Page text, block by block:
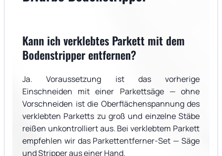
Kann ich verklebtes Parkett mit dem
Bodenstripper entfernen?
Ja. Voraussetzung ist das vorherige
Einschneiden mit einer Parkettsäge — ohne
Vorschneiden ist die Oberflächenspannung des
verklebten Parketts zu groß und einzelne Stäbe
reißen unkontrolliert aus. Bei verklebtem Parkett
empfehlen wir das Parkettentferner-Set — Säge
und Stripper aus einer Hand.